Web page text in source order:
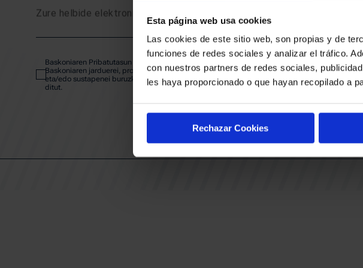
Esta página web usa cookies
Las cookies de este sitio web, son propias y de
funciones de redes sociales y analizar el tráfico.
con nuestros partners de redes sociales,
les haya proporcionado o que hayan recopilado a
Rechazar Cookies
SARRERAK
EGUTEGIA
KLUBA
Zure helbide elektronikoa
Baskoniaren Pribatutasun politika irakurri eta onartzen dut eta
Baskoniaren jarduerei, produktuei, zerbitzuei, lehiaketei, eskaintzei
eta/edo sustapenei buruzko komunikazio elektronikoak jaso nahi
ditut.